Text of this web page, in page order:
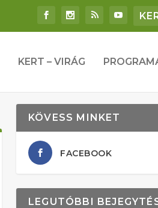
KERT – VIRÁG
KÖVESS MINKET
FACEBOOK
LEGUTÓBBI